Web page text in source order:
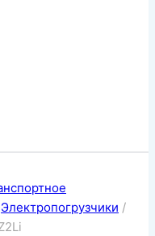
Электропогрузчики /